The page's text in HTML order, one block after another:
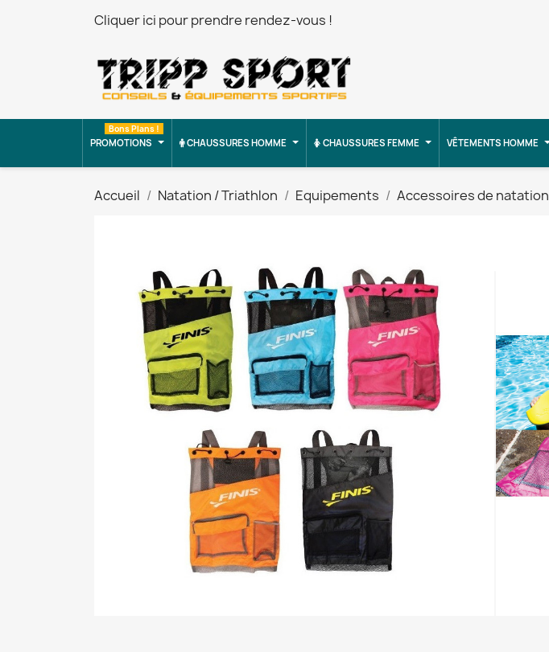
Cliquer ici pour prendre rendez-vous !
PROMOTIONS
Bons Plans !
CHAUSSURES HOMME CHAUSSURES FEMME VÊTEMENTS HOMME
Accueil Natation / Triathlon Equipements Accessoires de natation